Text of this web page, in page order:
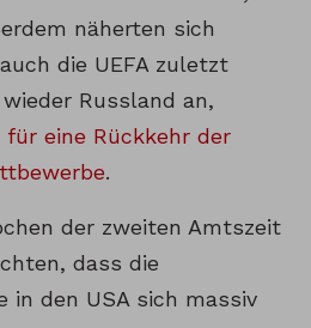
näherten sich
die UEFA zuletzt
Russland an,
eine Rückkehr der
.
der zweiten Amtszeit
dass die
in den USA sich massiv